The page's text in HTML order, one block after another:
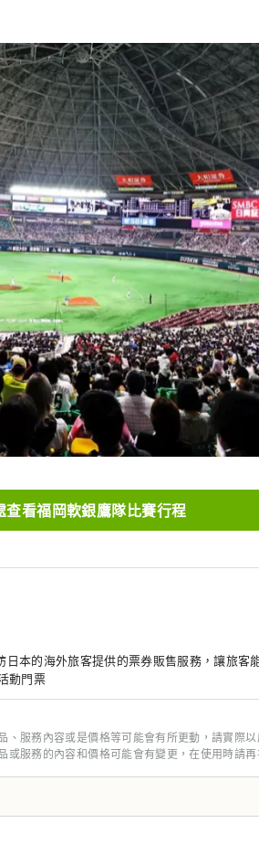
查看福岡軟銀鷹隊比賽行程
本的海外旅客提供的票券販售服務，讓旅客
動門票
服務內容或是價格等可能會有所更動，請實際
服務的內容和價格可能會有變更，在使用時請再